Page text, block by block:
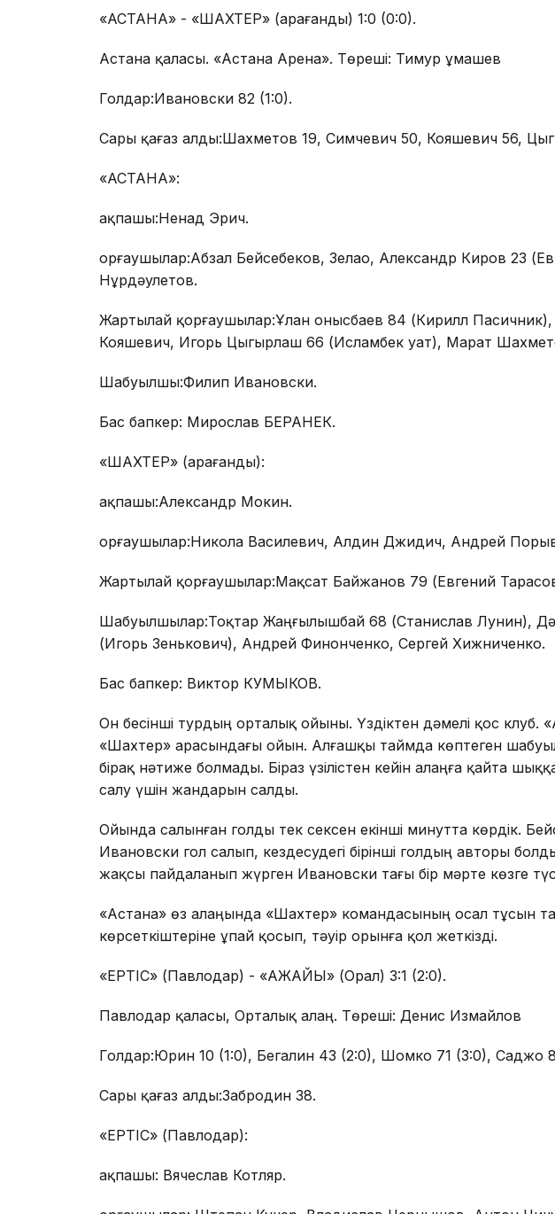
«АСТАНА» - «ШАХТЕР» (Қарағанды) 1:0 (0:0).
Астана қаласы. «Астана Арена». Төреші: Тимур Құмашев
Голдар:Ивановски 82 (1:0).
Сары қағаз алды:Шахметов 19, Симчевич 50, Кояшевич 56,
«АСТАНА»:
Қақпашы:Ненад Эрич.
Қорғаушылар:Абзал Бейсебеков, Зелао, Александр Киров 23
Нұрдәулетов.
Жартылай қорғаушылар:Ұлан Қонысбаев 84 (Кирилл
Кояшевич, Игорь Цыгырлаш 66 (Исламбек Қуат), Марат
Шабуылшы:Филип Ивановски.
Бас бапкер: Мирослав БЕРАНЕК.
«ШАХТЕР» (Қарағанды):
Қақпашы:Александр Мокин.
Қорғаушылар:Никола Василевич, Алдин Джидич, Андрей
Жартылай қорғаушылар:Мақсат Байжанов 79 (Евгений
Шабуылшылар:Тоқтар Жаңғылышбай 68 (Станислав Лунин),
(Игорь Зенькович), Андрей Финонченко, Сергей Хижниченко.
Бас бапкер: Виктор КУМЫКОВ.
Он бесінші турдың орталық ойыны. Үздіктен дәмелі қос клуб.
«Шахтер» арасындағы ойын. Алғашқы таймда көптеген
бірақ нәтиже болмады. Біраз үзілістен кейін алаңға қайта
салу үшін жандарын салды.
Ойында салынған голды тек сексен екінші минутта көрдік.
Ивановски гол салып, кездесудегі бірінші голдың авторы
жақсы пайдаланып жүрген Ивановски тағы бір мәрте көзге
«Астана» өз алаңында «Шахтер» командасының осал тұсын
көрсеткіштеріне ұпай қосып, тәуір орынға қол жеткізді.
«ЕРТІС» (Павлодар) - «АҚЖАЙЫҚ» (Орал) 3:1 (2:0).
Павлодар қаласы, Орталық алаң. Төреші: Денис Измайлов
Голдар:Юрин 10 (1:0), Бегалин 43 (2:0), Шомко 71 (3:0), Саджо
Сары қағаз алды:Забродин 38.
«ЕРТІС» (Павлодар):
Қақпашы: Вячеслав Котляр.